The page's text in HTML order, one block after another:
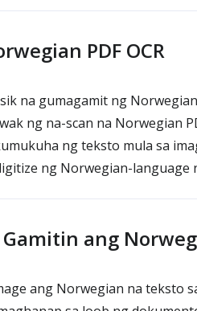
PDF OCR
na gumagamit ng
ng na-scan na Norwegian
ng teksto mula sa
ng Norwegian-language
ang
ang Norwegian na teksto